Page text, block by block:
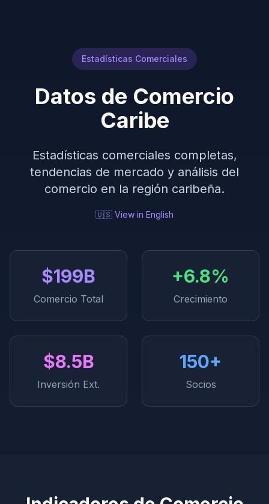
Estadísticas Comerciales
Datos de Comercio
Caribe
Estadísticas comerciales completas,
tendencias de mercado y análisis del
comercio en la región caribeña.
🇺🇸 View in English
$199B
Comercio Total
+6.8%
Crecimiento
$8.5B
Inversión Ext.
150+
Socios